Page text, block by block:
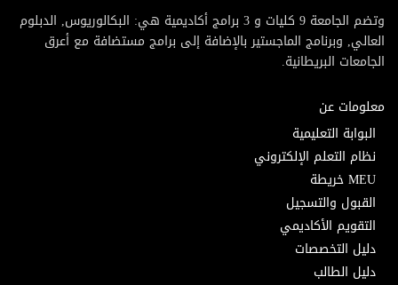
وتضم الجامعة 9 كليات و 3 برامج أكاديمية هي: البكالوريوس, الدبلوم
العالي, وبرنامج الماجستير بالإضافة إلى برامج مستضافة مع أعرق
الجامعات البريطانية.
معلومات عن
البوابة التعليمية
نظام التعلم الإلكتروني
MEU خريطة
القبول والتسجيل
التقويم الأكاديمي
دليل التخصصات
دليل الطالب